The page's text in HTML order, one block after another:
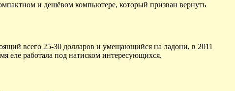
и дешёвом компьютере, который призван вернуть
всего 25-30 долларов и умещающийся на ладони, в 2011
еле работала под натиском интересующихся.